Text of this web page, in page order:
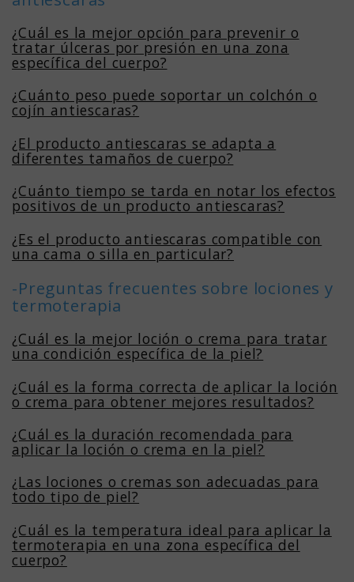
¿Cuál es la mejor opción para prevenir o
tratar úlceras por presión en una zona
específica del cuerpo?
¿Cuánto peso puede soportar un colchón o
cojín antiescaras?
¿El producto antiescaras se adapta a
diferentes tamaños de cuerpo?
¿Cuánto tiempo se tarda en notar los efectos
positivos de un producto antiescaras?
¿Es el producto antiescaras compatible con
una cama o silla en particular?
-Preguntas frecuentes sobre lociones y
termoterapia
¿Cuál es la mejor loción o crema para tratar
una condición específica de la piel?
¿Cuál es la forma correcta de aplicar la loción
o crema para obtener mejores resultados?
¿Cuál es la duración recomendada para
aplicar la loción o crema en la piel?
¿Las lociones o cremas son adecuadas para
todo tipo de piel?
¿Cuál es la temperatura ideal para aplicar la
termoterapia en una zona específica del
cuerpo?